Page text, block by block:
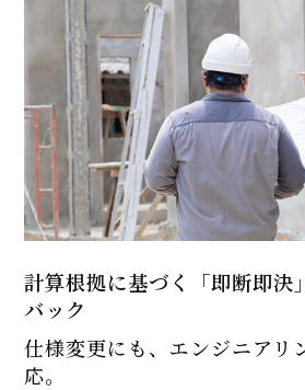
計算根拠に基づく「即断即決
バック
仕様変更にも、エンジニアリ
応。